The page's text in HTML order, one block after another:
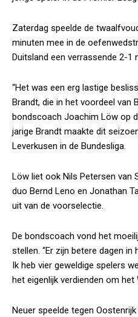
Zaterdag speelde de
minuten mee in de
Duitsland een verrassende 2-1
“Het was een erg lastige
Brandt, die in het voordeel van
bondscoach Joachim Löw op
jarige Brandt maakte dit
Leverkusen in de Bundesliga.
Löw liet ook Nils Petersen van
duo Bernd Leno en Jonathan
uit van de voorselectie.
De bondscoach vond het
stellen. “Er zijn betere dagen
Ik heb vier geweldige spelers
het eigenlijk verdienden om het
Neuer speelde tegen